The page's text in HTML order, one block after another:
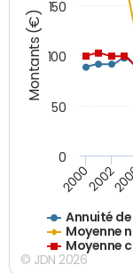
Montants (€)
Annuité
Moyenne
Moyenne
20002002
0
50
100
150
© JDN 2026